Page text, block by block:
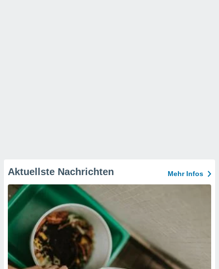
Aktuellste Nachrichten Mehr Infos